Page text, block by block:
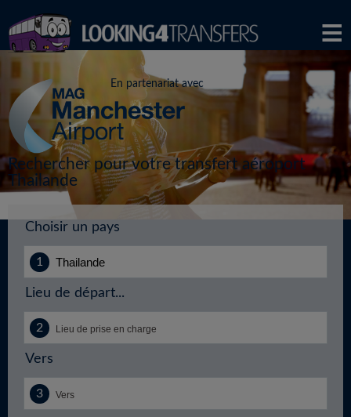
En partenariat avec
Rechercher pour votre transfert aéroport
Thailande
Choisir un pays
Lieu de départ...
Vers